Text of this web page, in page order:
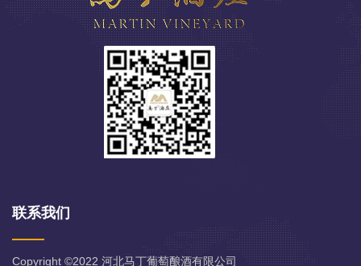
联系我们
Copyright ©2022 河北马丁葡萄酿酒有限公司